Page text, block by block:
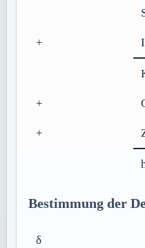
+
+
+
Bestimmung der
δ